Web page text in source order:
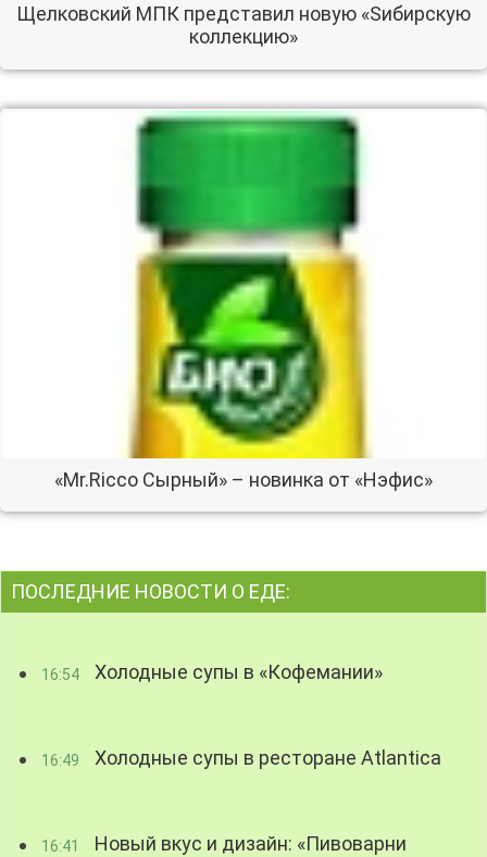
Щелковский МПК представил новую «Sибирскую
коллекцию»
«Mr.Ricco Сырный» – новинка от «Нэфис»
ПОСЛЕДНИЕ НОВОСТИ О ЕДЕ:
16:54 Холодные супы в «Кофемании»
16:49 Холодные супы в ресторане Atlantica
16:41 Новый вкус и дизайн: «Пивоварни